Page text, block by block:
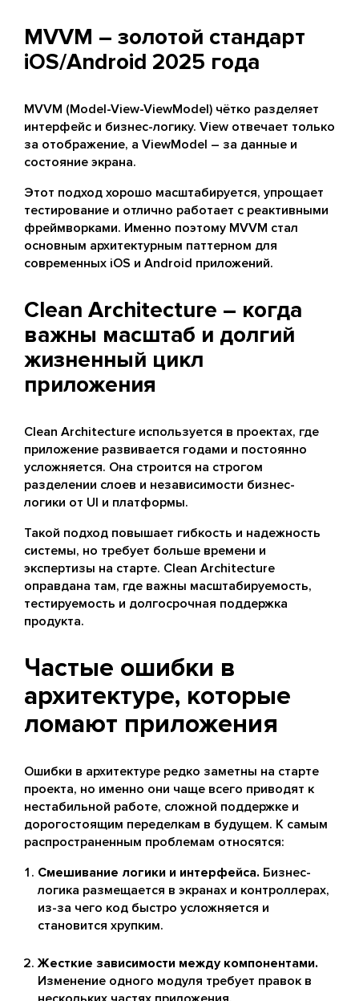
MVVM – золотой стандарт
iOS/Android 2025 года
MVVM (Model-View-ViewModel) чётко разделяет
интерфейс и бизнес-логику. View отвечает только
за отображение, а ViewModel – за данные и
состояние экрана.
Этот подход хорошо масштабируется, упрощает
тестирование и отлично работает с реактивными
фреймворками. Именно поэтому MVVM стал
основным архитектурным паттерном для
современных iOS и Android приложений.
Clean Architecture – когда
важны масштаб и долгий
жизненный цикл
приложения
Clean Architecture используется в проектах, где
приложение развивается годами и постоянно
усложняется. Она строится на строгом
разделении слоев и независимости бизнес-
логики от UI и платформы.
Такой подход повышает гибкость и надежность
системы, но требует больше времени и
экспертизы на старте. Clean Architecture
оправдана там, где важны масштабируемость,
тестируемость и долгосрочная поддержка
продукта.
Частые ошибки в
архитектуре, которые
ломают приложения
Ошибки в архитектуре редко заметны на старте
проекта, но именно они чаще всего приводят к
нестабильной работе, сложной поддержке и
дорогостоящим переделкам в будущем. К самым
распространенным проблемам относятся:
Смешивание логики и интерфейса. Бизнес-
логика размещается в экранах и контроллерах,
из-за чего код быстро усложняется и
становится хрупким.
Жесткие зависимости между компонентами.
Изменение одного модуля требует правок в